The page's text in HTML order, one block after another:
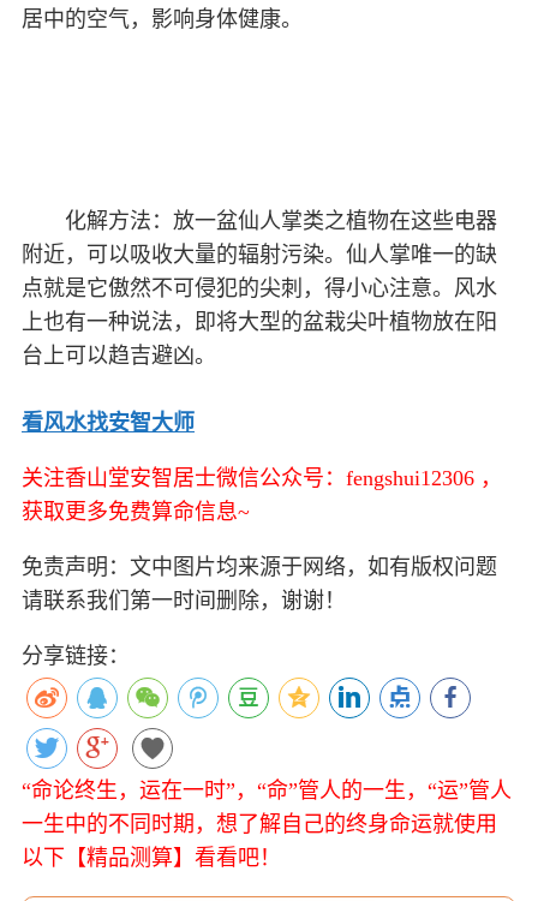
居中的空气，影响身体健康。
化解方法：放一盆仙人掌类之植物在这些电器
附近，可以吸收大量的辐射污染。仙人掌唯一的缺
点就是它傲然不可侵犯的尖刺，得小心注意。风水
上也有一种说法，即将大型的盆栽尖叶植物放在阳
台上可以趋吉避凶。
看风水找安智大师
关注香山堂安智居士微信公众号：fengshui12306 ，
获取更多免费算命信息~
免责声明：文中图片均来源于网络，如有版权问题
请联系我们第一时间删除，谢谢！
分享链接：
“命论终生，运在一时”，“命”管人的一生，“运”管人
一生中的不同时期，想了解自己的终身命运就使用
以下【精品测算】看看吧！